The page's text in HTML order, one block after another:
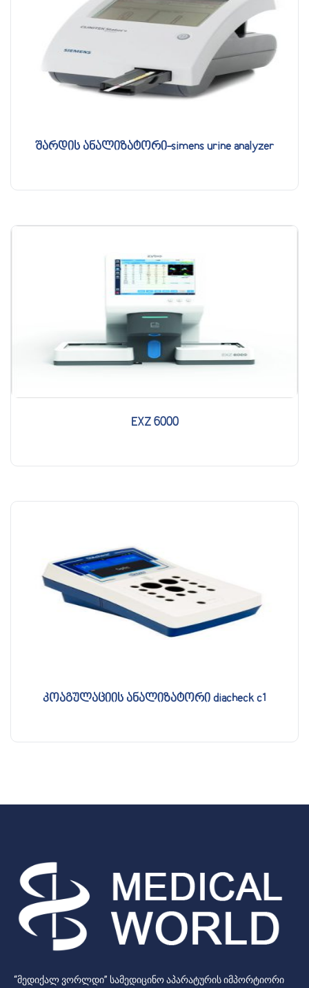
შარდის ანალიზატორი-simens urine analyzer
EXZ 6000
კოაგულაციის ანალიზატორი diacheck c1
“მედიქალ ვორლდი” სამედიცინო აპარატურის იმპორტიორი